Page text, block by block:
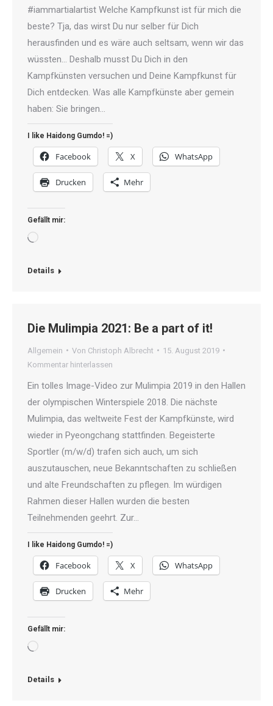
#iammartialartist Welche Kampfkunst ist für mich die
beste? Tja, das wirst Du nur selber für Dich
herausfinden und es wäre auch seltsam, wenn wir das
wüssten… Deshalb musst Du Dich in den
Kampfkünsten versuchen und Deine Kampfkunst für
Dich entdecken. Was alle Kampfkünste aber gemein
haben: Sie bringen…
I like Haidong Gumdo! =)
Facebook X WhatsApp
Drucken Mehr
Gefällt mir:
Wird
Details
Die Mulimpia 2021: Be a part of it!
Allgemein Von Christoph Albrecht
15. August 2019
Kommentar hinterlassen
Ein tolles Image-Video zur Mulimpia 2019 in den Hallen
der olympischen Winterspiele 2018. Die nächste
Mulimpia, das weltweite Fest der Kampfkünste, wird
wieder in Pyeongchang stattfinden. Begeisterte
Sportler (m/w/d) trafen sich auch, um sich
auszutauschen, neue Bekanntschaften zu schließen
und alte Freundschaften zu pflegen. Im würdigen
Rahmen dieser Hallen wurden die besten
Teilnehmenden geehrt. Zur…
I like Haidong Gumdo! =)
Facebook X WhatsApp
Drucken Mehr
Gefällt mir:
Wird
Details